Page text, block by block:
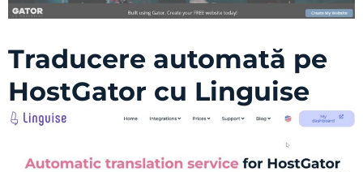
Traducere automată pe
HostGator cu Linguise